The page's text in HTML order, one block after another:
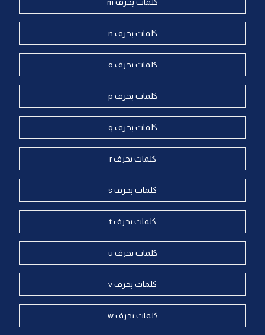
كلمات بحرف n
كلمات بحرف o
كلمات بحرف p
كلمات بحرف q
كلمات بحرف r
كلمات بحرف s
كلمات بحرف t
كلمات بحرف u
كلمات بحرف v
كلمات بحرف w